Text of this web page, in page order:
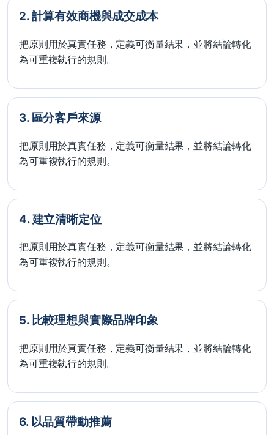
2. 計算有效商機與成交成本
把原則用於真實任務，定義可衡量結果，並將結論轉化
為可重複執行的規則。
3. 區分客戶來源
把原則用於真實任務，定義可衡量結果，並將結論轉化
為可重複執行的規則。
4. 建立清晰定位
把原則用於真實任務，定義可衡量結果，並將結論轉化
為可重複執行的規則。
5. 比較理想與實際品牌印象
把原則用於真實任務，定義可衡量結果，並將結論轉化
為可重複執行的規則。
6. 以品質帶動推薦